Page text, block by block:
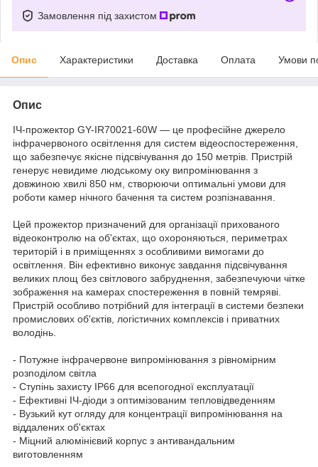
Замовлення під захистом
Опис Характеристики Доставка Оплата Умови
Опис
ІЧ-прожектор GY-IR70021-60W — це професійне джерело
інфрачервоного освітлення для систем відеоспостереження,
що забезпечує якісне підсвічування до 150 метрів. Пристрій
генерує невидиме людському оку випромінювання з
довжиною хвилі 850 нм, створюючи оптимальні умови для
роботи камер нічного бачення та систем розпізнавання.
Цей прожектор призначений для організації прихованого
відеоконтролю на об'єктах, що охороняються, периметрах
територій і в приміщеннях з особливими вимогами до
освітлення. Він ефективно виконує завдання підсвічування
великих площ без світлового забруднення, забезпечуючи чітке
зображення на камерах спостереження в повній темряві.
Пристрій особливо потрібний для інтеграції в системи безпеки
промислових об'єктів, логістичних комплексів і приватних
володінь.
- Потужне інфрачервоне випромінювання з рівномірним
розподілом світла
- Ступінь захисту IP66 для всепогодної експлуатації
- Ефективні ІЧ-діоди з оптимізованим тепловідведенням
- Вузький кут огляду для концентрації випромінювання на
віддалених об'єктах
- Міцний алюмінієвий корпус з антивандальним
виготовленням